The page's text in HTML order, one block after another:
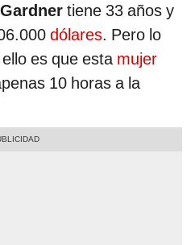
tiene 33 años y
dólares. Pero lo
es que esta mujer
10 horas a la